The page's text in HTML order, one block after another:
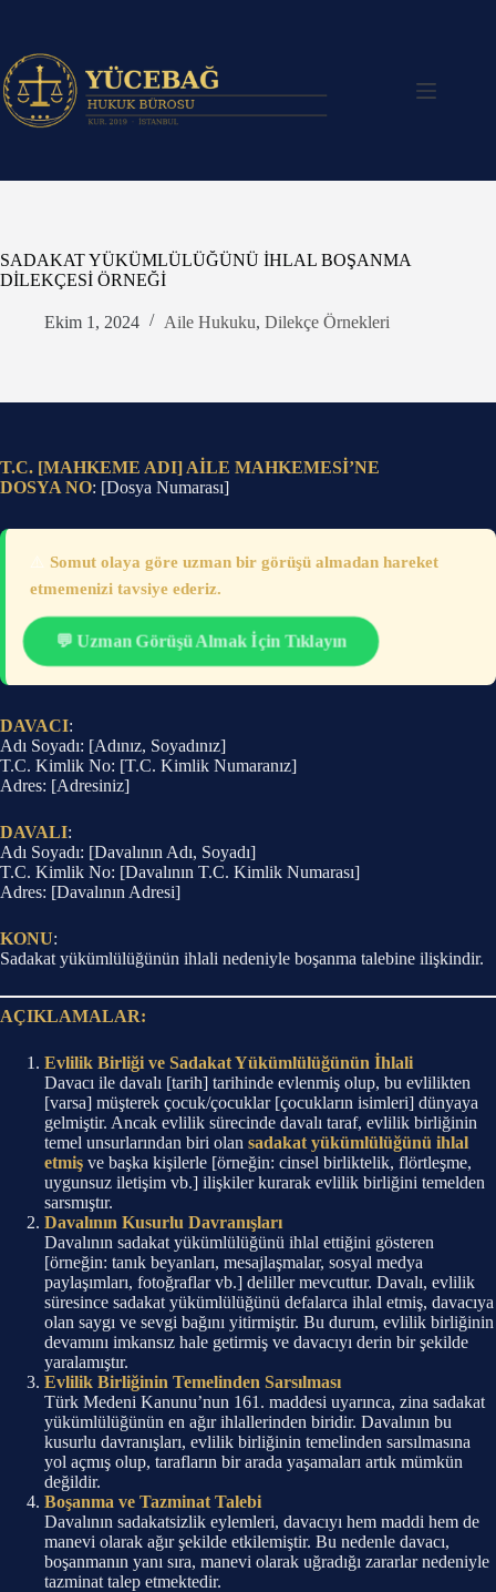
SADAKAT YÜKÜMLÜLÜĞÜNÜ İHLAL BOŞANMA
DİLEKÇESİ ÖRNEĞİ
Ekim 1, 2024 Aile Hukuku, Dilekçe Örnekleri
T.C. [MAHKEME ADI] AİLE MAHKEMESİ’NE
DOSYA NO: [Dosya Numarası]
Somut olaya göre uzman bir görüşü almadan hareket
etmemenizi tavsiye ederiz.
💬 Uzman Görüşü Almak İçin Tıklayın
DAVACI:
Adı Soyadı: [Adınız, Soyadınız]
T.C. Kimlik No: [T.C. Kimlik Numaranız]
Adres: [Adresiniz]
DAVALI:
Adı Soyadı: [Davalının Adı, Soyadı]
T.C. Kimlik No: [Davalının T.C. Kimlik Numarası]
Adres: [Davalının Adresi]
KONU:
Sadakat yükümlülüğünün ihlali nedeniyle boşanma talebine ilişkindir.
AÇIKLAMALAR:
Evlilik Birliği ve Sadakat Yükümlülüğünün İhlali
Davacı ile davalı [tarih] tarihinde evlenmiş olup, bu evlilikten
[varsa] müşterek çocuk/çocuklar [çocukların isimleri] dünyaya
gelmiştir. Ancak evlilik sürecinde davalı taraf, evlilik birliğinin
temel unsurlarından biri olan sadakat yükümlülüğünü ihlal
etmiş ve başka kişilerle [örneğin: cinsel birliktelik, flörtleşme,
uygunsuz iletişim vb.] ilişkiler kurarak evlilik birliğini temelden
sarsmıştır.
Davalının Kusurlu Davranışları
Davalının sadakat yükümlülüğünü ihlal ettiğini gösteren
[örneğin: tanık beyanları, mesajlaşmalar, sosyal medya
paylaşımları, fotoğraflar vb.] deliller mevcuttur. Davalı, evlilik
süresince sadakat yükümlülüğünü defalarca ihlal etmiş, davacıya
olan saygı ve sevgi bağını yitirmiştir. Bu durum, evlilik birliğinin
devamını imkansız hale getirmiş ve davacıyı derin bir şekilde
yaralamıştır.
Evlilik Birliğinin Temelinden Sarsılması
Türk Medeni Kanunu’nun 161. maddesi uyarınca, zina sadakat
yükümlülüğünün en ağır ihlallerinden biridir. Davalının bu
kusurlu davranışları, evlilik birliğinin temelinden sarsılmasına
yol açmış olup, tarafların bir arada yaşamaları artık mümkün
değildir.
Boşanma ve Tazminat Talebi
Davalının sadakatsizlik eylemleri, davacıyı hem maddi hem de
manevi olarak ağır şekilde etkilemiştir. Bu nedenle davacı,
boşanmanın yanı sıra, manevi olarak uğradığı zararlar nedeniyle
tazminat talep etmektedir.